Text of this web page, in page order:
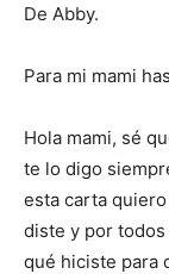
De Abby.
Para mi mami
Hola mami, sé
te lo digo
esta carta
diste y por
qué hiciste para